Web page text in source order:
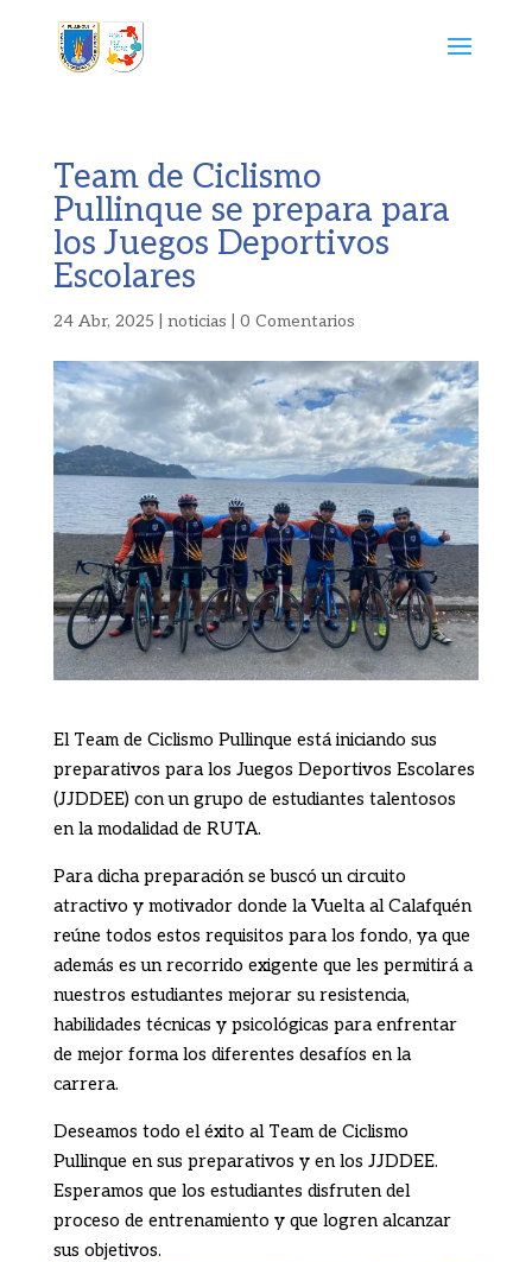
Team de Ciclismo
Pullinque se prepara para
los Juegos Deportivos
Escolares
24 Abr, 2025 noticias 0 Comentarios
El Team de Ciclismo Pullinque está iniciando sus
preparativos para los Juegos Deportivos Escolares
(JJDDEE) con un grupo de estudiantes talentosos
en la modalidad de RUTA.
Para dicha preparación se buscó un circuito
atractivo y motivador donde la Vuelta al Calafquén
reúne todos estos requisitos para los fondo, ya que
además es un recorrido exigente que les permitirá a
nuestros estudiantes mejorar su resistencia,
habilidades técnicas y psicológicas para enfrentar
de mejor forma los diferentes desafíos en la
carrera.
Deseamos todo el éxito al Team de Ciclismo
Pullinque en sus preparativos y en los JJDDEE.
Esperamos que los estudiantes disfruten del
proceso de entrenamiento y que logren alcanzar
sus objetivos.